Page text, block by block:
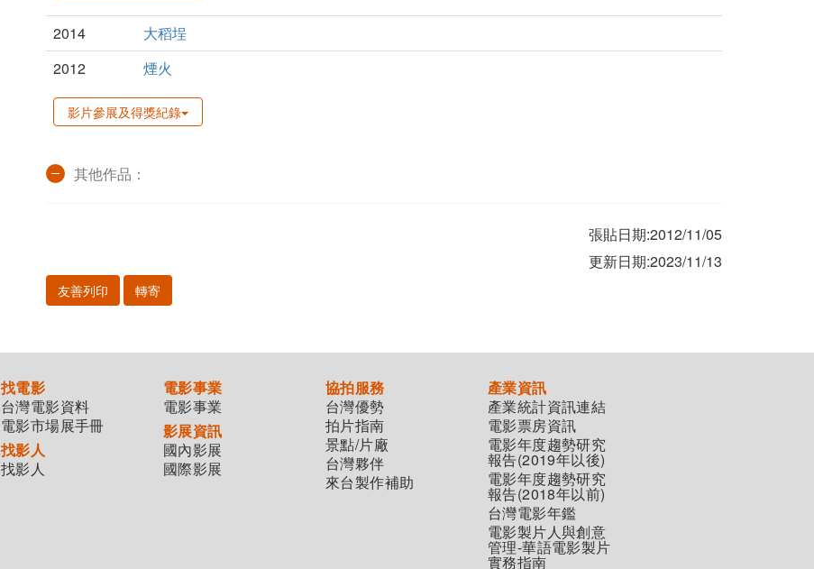
2014
大稻埕
2012
煙火
影片參展及得獎紀錄
其他作品：
張貼日期:2012/11/05
更新日期:2023/11/13
友善列印 轉寄
找電影
台灣電影資料
電影市場展手冊
找影人
找影人
電影事業
電影事業
影展資訊
國內影展
國際影展
協拍服務
台灣優勢
拍片指南
景點/片廠
台灣夥伴
來台製作補助
產業資訊
產業統計資訊連結
電影票房資訊
電影年度趨勢研究
報告(2019年以後)
電影年度趨勢研究
報告(2018年以前)
台灣電影年鑑
電影製片人與創意
管理-華語電影製片
實務指南